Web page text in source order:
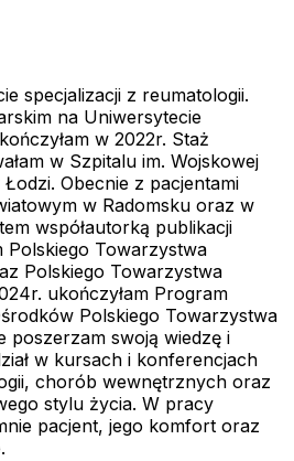
specjalizacji z reumatologii.
na Uniwersytecie
w 2022r. Staż
w Szpitalu im. Wojskowej
Obecnie z pacjentami
w Radomsku oraz w
współautorką publikacji
Polskiego Towarzystwa
Polskiego Towarzystwa
ukończyłam Program
Polskiego Towarzystwa
poszerzam swoją wiedzę i
w kursach i konferencjach
chorób wewnętrznych oraz
stylu życia. W pracy
pacjent, jego komfort oraz